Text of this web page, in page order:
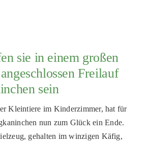
4KIDS
sie in einem großen
Freilauf
sein
Kleintiere im Kinderzimmer, hat für
nun zum Glück ein Ende.
gehalten im winzigen Käfig,